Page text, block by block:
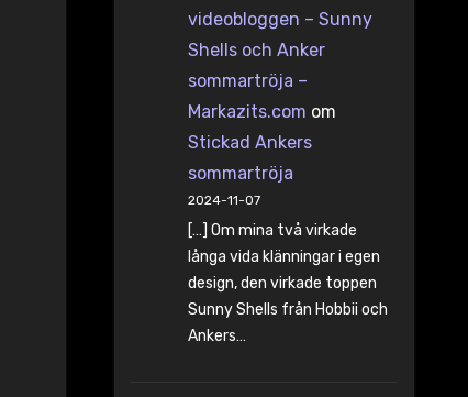
videobloggen – Sunny
Shells och Anker
sommartröja –
Markazits.com om
Stickad Ankers
sommartröja
2024-11-07
[…] Om mina två virkade
långa vida klänningar i egen
design, den virkade toppen
Sunny Shells från Hobbii och
Ankers…